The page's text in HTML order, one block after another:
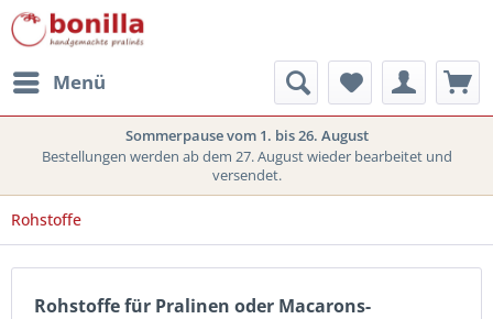
Menü
Sommerpause vom 1. bis 26. August
Bestellungen werden ab dem 27. August wieder bearbeitet und
versendet.
Rohstoffe
Rohstoffe für Pralinen oder Macarons-